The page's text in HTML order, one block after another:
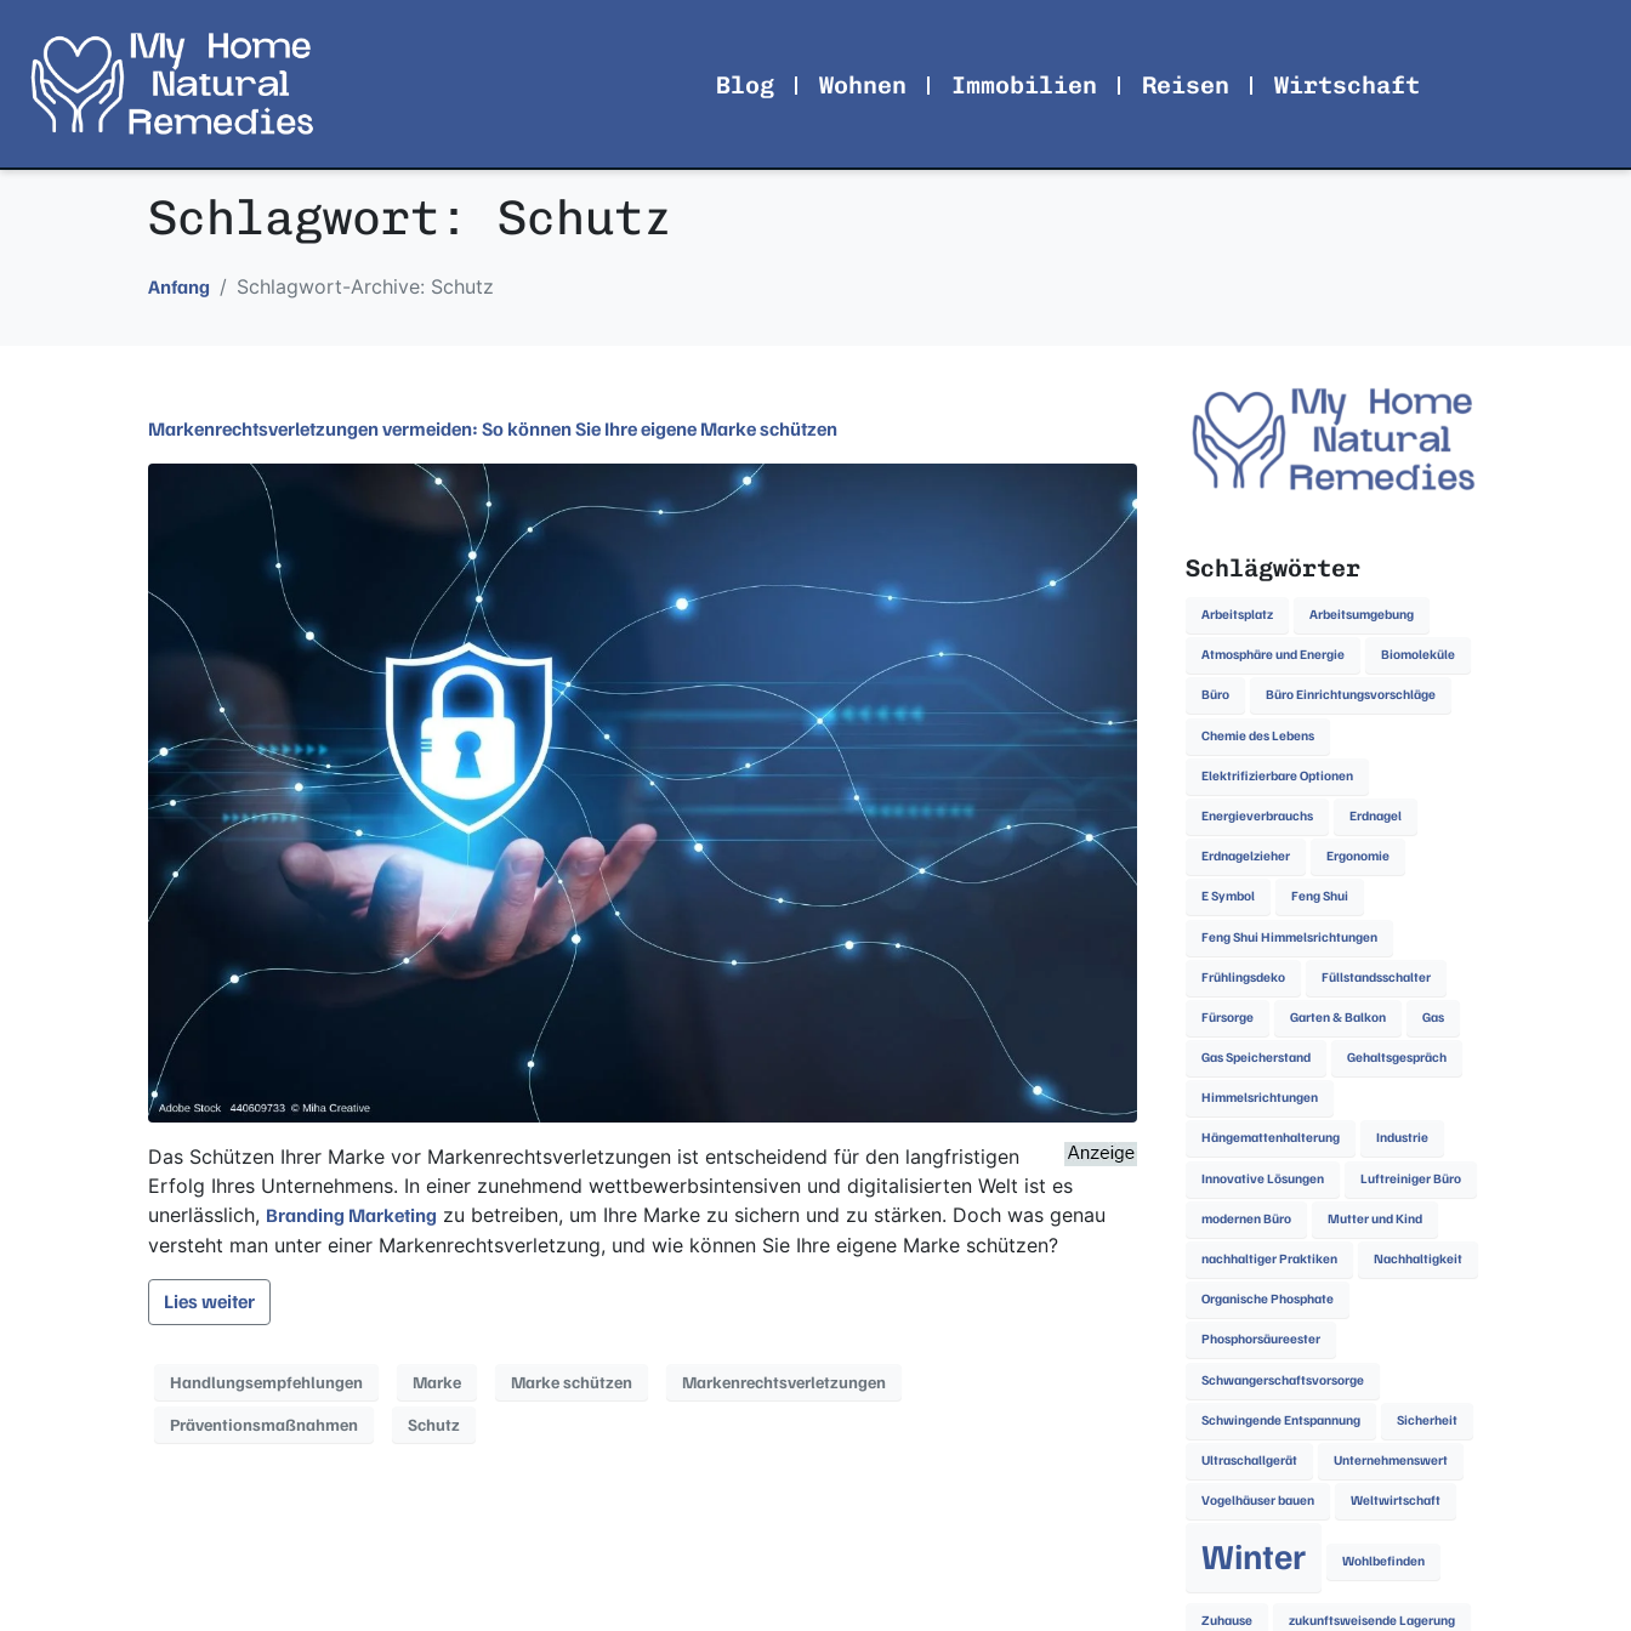
Blog Wohnen Immobilien Reisen Wirtschaft
Schlagwort: Schutz
Anfang Schlagwort-Archive: Schutz
Markenrechtsverletzungen vermeiden: So können Sie Ihre eigene Marke schützen
Das Schützen Ihrer Marke vor Markenrechtsverletzungen ist entscheidend für den langfristigen
Erfolg Ihres Unternehmens. In einer zunehmend wettbewerbsintensiven und digitalisierten Welt ist es
unerlässlich, Branding Marketing zu betreiben, um Ihre Marke zu sichern und zu stärken. Doch was genau
versteht man unter einer Markenrechtsverletzung, und wie können Sie Ihre eigene Marke schützen?
Lies weiter
Handlungsempfehlungen Marke Marke schützen Markenrechtsverletzungen
Präventionsmaßnahmen Schutz
Schlägwörter
Arbeitsplatz Arbeitsumgebung
Atmosphäre und Energie Biomoleküle
Büro Büro Einrichtungsvorschläge
Chemie des Lebens
Elektrifizierbare Optionen
Energieverbrauchs Erdnagel
Erdnagelzieher Ergonomie
E Symbol Feng Shui
Feng Shui Himmelsrichtungen
Frühlingsdeko Füllstandsschalter
Fürsorge Garten & Balkon Gas
Gas Speicherstand Gehaltsgespräch
Himmelsrichtungen
Hängemattenhalterung Industrie
Innovative Lösungen Luftreiniger Büro
modernen Büro Mutter und Kind
nachhaltiger Praktiken Nachhaltigkeit
Organische Phosphate
Phosphorsäureester
Schwangerschaftsvorsorge
Schwingende Entspannung Sicherheit
Ultraschallgerät Unternehmenswert
Vogelhäuser bauen Weltwirtschaft
Winter Wohlbefinden
Zuhause zukunftsweisende Lagerung